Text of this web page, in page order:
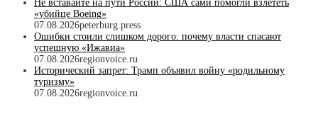
Не вставайте на пути России: США сами помогли взлететь
«убийце Boeing»
07.08.2026peterburg.press
Ошибки стоили слишком дорого: почему власти спасают
успешную «Ижавиа»
07.08.2026regionvoice.ru
Исторический запрет: Трамп объявил войну «родильному
туризму»
07.08.2026regionvoice.ru